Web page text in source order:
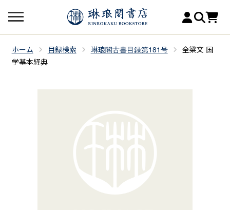
ホーム 目録検索 琳琅閣古書目録第181号
全梁文 国
学基本経典